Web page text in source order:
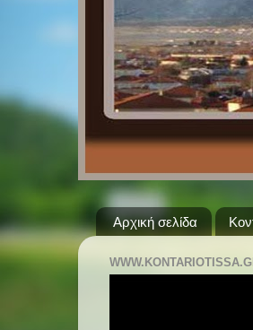
Αρχική σελίδα